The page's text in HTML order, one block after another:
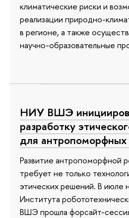
климатические риски и
реализации природно-
в регионе, а также
научно-образовательные
НИУ ВШЭ
разработку
для антропоморфных
Развитие антропоморфной
требует не только
этических решений. В июле
Института
ВШЭ прошла форсайт-